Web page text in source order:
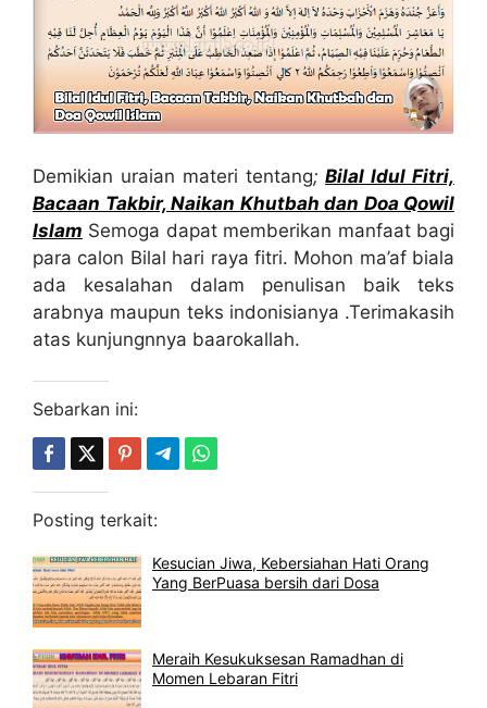
Demikian uraian materi tentang;Bilal Idul Fitri,
Bacaan Takbir, Naikan Khutbah dan Doa Qowil
Islam Semoga dapat memberikan manfaat bagi
para calon Bilal hari raya fitri. Mohon ma’af biala
ada kesalahan dalam penulisan baik teks
arabnya maupun teks indonisianya .Terimakasih
atas kunjungnnya baarokallah.
Sebarkan ini:
Posting terkait:
Kesucian Jiwa, Kebersiahan Hati Orang
Yang BerPuasa bersih dari Dosa
Meraih Kesukuksesan Ramadhan di
Momen Lebaran Fitri